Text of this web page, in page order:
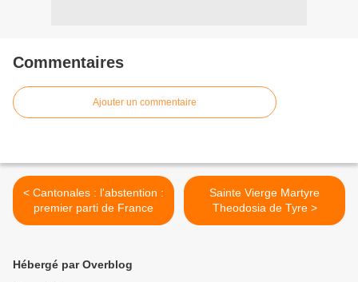
Commentaires
Ajouter un commentaire
< Cantonales : l'abstention :
premier parti de France
Sainte Vierge Martyre
Theodosia de Tyre >
Hébergé par Overblog